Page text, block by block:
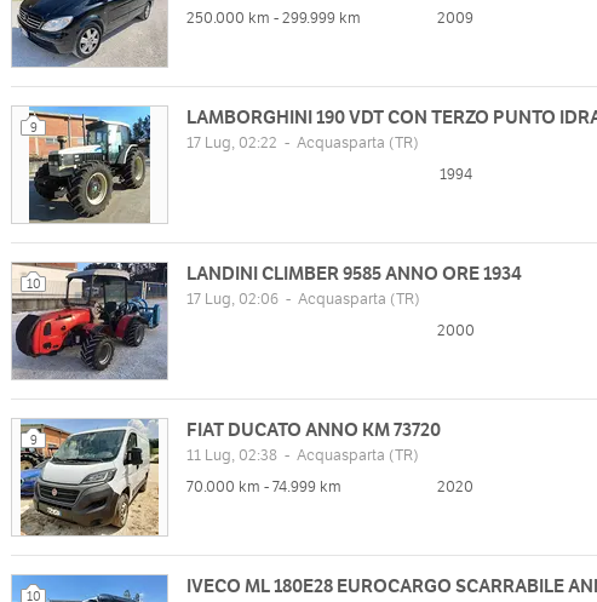
250.000 km - 299.999 km
2009
9 LAMBORGHINI 190 VDT CON TERZO PUNTO
17 Lug, 02:22 - Acquasparta (TR)
1994
10 LANDINI CLIMBER 9585 ANNO ORE 1934
17 Lug, 02:06 - Acquasparta (TR)
2000
9 FIAT DUCATO ANNO KM 73720
11 Lug, 02:38 - Acquasparta (TR)
70.000 km - 74.999 km
2020
10 IVECO ML 180E28 EUROCARGO SCARRABILE